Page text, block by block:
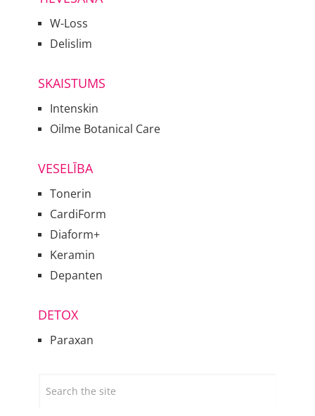
W-Loss
Delislim
SKAISTUMS
Intenskin
Oilme Botanical Care
VESELĪBA
Tonerin
CardiForm
Diaform+
Keramin
Depanten
DETOX
Paraxan